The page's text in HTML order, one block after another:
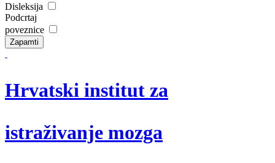
Disleksija
Podcrtaj
poveznice
Zapamti
Hrvatski institut za
istraživanje mozga